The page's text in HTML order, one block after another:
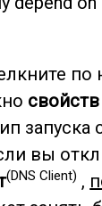
по
запуска
вы
(DNS Client) ,